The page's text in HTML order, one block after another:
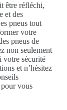
être réfléchi,
et des
pneus tout
votre
pneus de
non seulement
votre sécurité
et n’hésitez
vous